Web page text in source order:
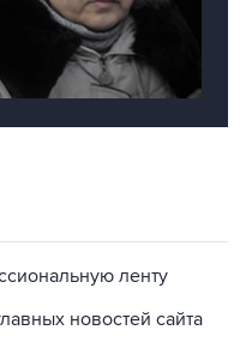
ленту
новостей сайта